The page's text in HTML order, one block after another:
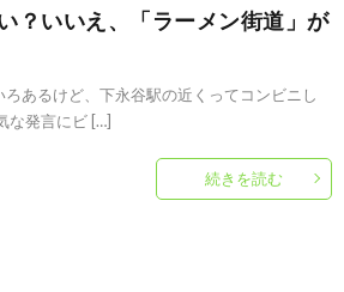
？いいえ、「ラーメン街道」が
ろあるけど、下永谷駅の近くってコンビニし
な発言にビ […]
続きを読む